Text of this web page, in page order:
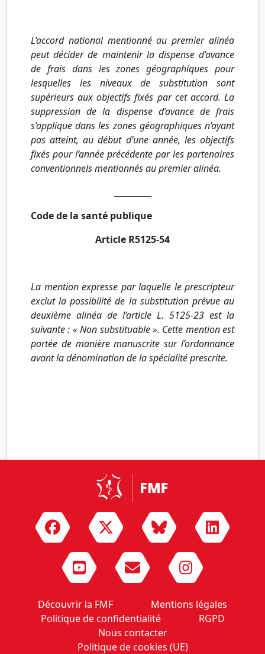
L’accord national mentionné au premier alinéa
peut décider de maintenir la dispense d’avance
de frais dans les zones géographiques pour
lesquelles les niveaux de substitution sont
supérieurs aux objectifs fixés par cet accord. La
suppression de la dispense d’avance de frais
s’applique dans les zones géographiques n’ayant
pas atteint, au début d’une année, les objectifs
fixés pour l’année précédente par les partenaires
conventionnels mentionnés au premier alinéa.
Code de la santé publique
Article R5125-54
La mention expresse par laquelle le prescripteur
exclut la possibilité de la substitution prévue au
deuxième alinéa de l’article L. 5125-23 est la
suivante : « Non substituable». Cette mention est
portée de manière manuscrite sur l’ordonnance
avant la dénomination de la spécialité prescrite.
Découvrir la FMF
Mentions légales
Politique de confidentialité
RGPD
Nous contacter
Politique de cookies (UE)